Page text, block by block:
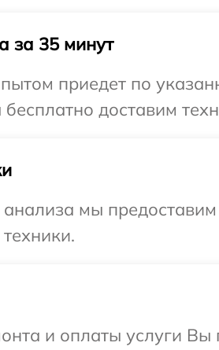
за 35 минут
приедет по
доставим
мы
и оплаты услуги Вы